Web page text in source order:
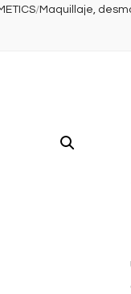
/Maquillaje,